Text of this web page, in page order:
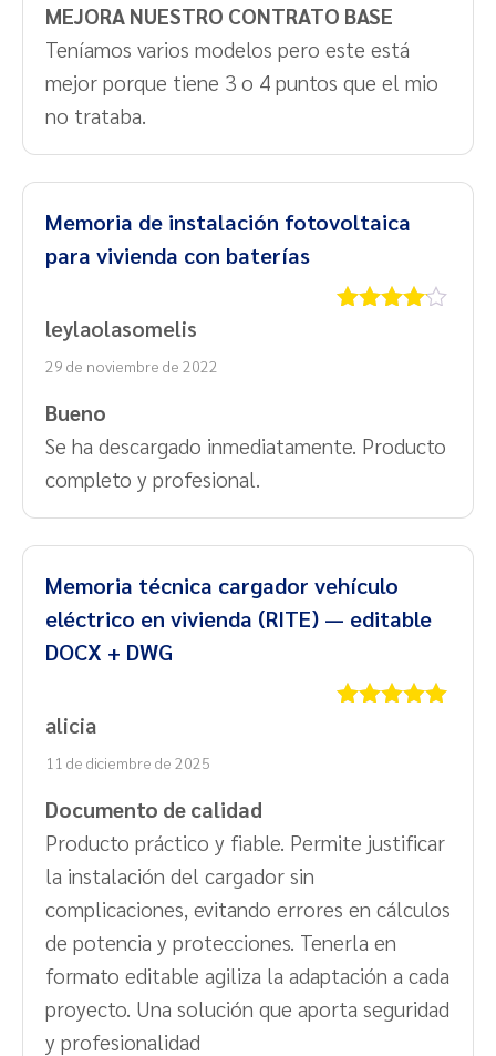
MEJORA NUESTRO CONTRATO BASE
Teníamos varios modelos pero este está
mejor porque tiene 3 o 4 puntos que el mio
no trataba.
Memoria de instalación fotovoltaica
para vivienda con baterías
leylaolasomelis
29 de noviembre de 2022
Bueno
Se ha descargado inmediatamente. Producto
completo y profesional.
Memoria técnica cargador vehículo
eléctrico en vivienda (RITE) — editable
DOCX + DWG
alicia
11 de diciembre de 2025
Documento de calidad
Producto práctico y fiable. Permite justificar
la instalación del cargador sin
complicaciones, evitando errores en cálculos
de potencia y protecciones. Tenerla en
formato editable agiliza la adaptación a cada
proyecto. Una solución que aporta seguridad
y profesionalidad